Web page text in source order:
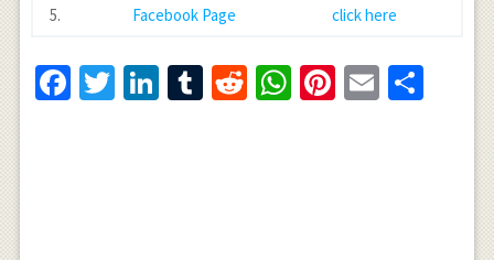
5.
Facebook Page click here
Facebook
Twitter
LinkedIn
Tumblr
RedditWhatsApp
Pinterest
Email